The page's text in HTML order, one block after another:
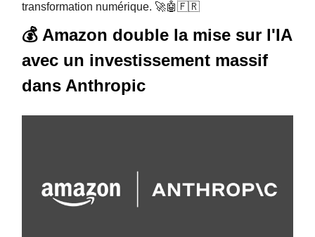
transformation numérique. 🚀🤖🇫🇷
💰️ Amazon double la mise sur l'IA
avec un investissement massif
dans Anthropic